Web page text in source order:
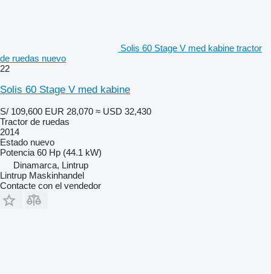
Solis 60 Stage V med kabine tractor
de ruedas nuevo
22
Solis 60 Stage V med kabine
S/ 109,600 EUR 28,070 ≈ USD 32,430
Tractor de ruedas
2014
Estado nuevo
Potencia 60 Hp (44.1 kW)
Dinamarca, Lintrup
Lintrup Maskinhandel
Contacte con el vendedor